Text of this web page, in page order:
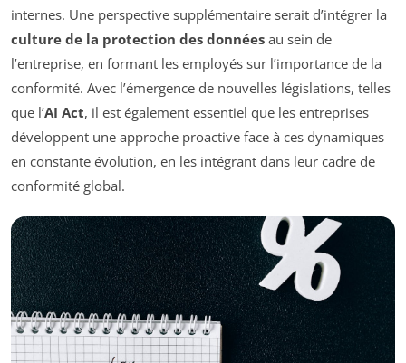
internes. Une perspective supplémentaire serait d’intégrer la
culture de la protection des données au sein de
l’entreprise, en formant les employés sur l’importance de la
conformité. Avec l’émergence de nouvelles législations, telles
que l’AI Act, il est également essentiel que les entreprises
développent une approche proactive face à ces dynamiques
en constante évolution, en les intégrant dans leur cadre de
conformité global.